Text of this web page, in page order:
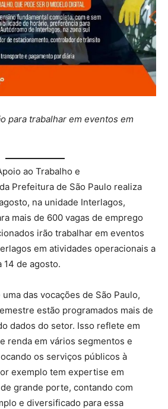
para trabalhar em eventos em
ao Trabalho e
Prefeitura de São Paulo realiza
na unidade Interlagos,
mais de 600 vagas de emprego
irão trabalhar em eventos
em atividades operacionais a
de agosto.
das vocações de São Paulo,
estão programados mais de
dados do setor. Isso reflete em
renda em vários segmentos e
os serviços públicos à
exemplo tem expertise em
grande porte, contando com
e diversificado para essa